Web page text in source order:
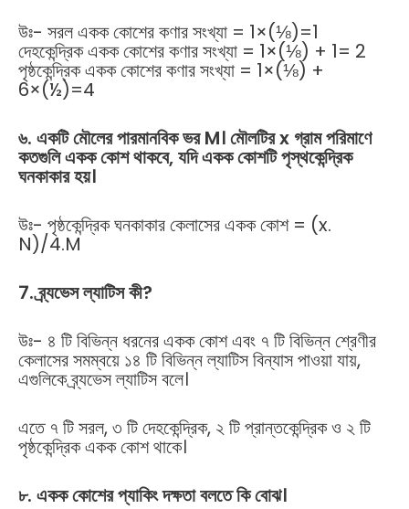
উঃ- সরল একক কোশের কণার সংখ্যা = 1×(⅛)=1
দেহকেন্দ্রিক একক কোশের কণার সংখ্যা = 1×(⅛) + 1= 2
পৃষ্ঠকেন্দ্রিক একক কোশের কণার সংখ্যা = 1×(⅛) +
6×(½)=4
৬. একটিমৌলেরপারমানবিকভরM।মৌলটিরx গ্রামপরিমাণে
কতগুলিএকককোশথাকবে,যদিএকককোশটিপৃস্থকেন্দ্রিক
ঘনকাকারহয়।
উঃ- পৃষ্ঠকেন্দ্রিক ঘনকাকার কেলাসের একক কোশ = (x.
N)/4.M
7.ব্র্যভেসল্যাটিসকী?
উঃ- ৪ টি বিভিন্ন ধরনের একক কোশ এবং ৭ টি বিভিন্ন শ্রেণীর
কেলাসের সমম্বয়ে ১৪ টি বিভিন্ন ল্যাটিস বিন্যাস পাওয়া যায়,
এগুলিকে ব্র্যভেস ল্যাটিস বলে।
এতে ৭ টি সরল, ৩ টি দেহকেন্দ্রিক, ২ টি প্রান্তকেন্দ্রিক ও ২ টি
পৃষ্ঠকেন্দ্রিক একক কোশ থাকে।
৮. একককোশেরপ্যাকিংদক্ষতাবলতেকিবোঝ।